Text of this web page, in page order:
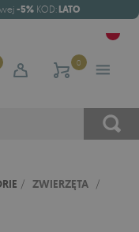
-5%KOD:LATO
0
/ ZWIERZĘTA /